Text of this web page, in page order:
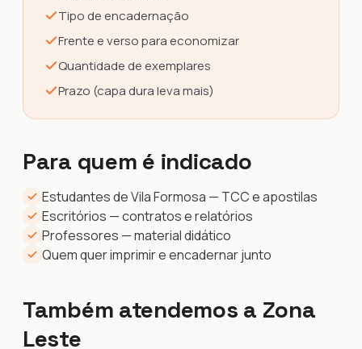
Tipo de encadernação
Frente e verso para economizar
Quantidade de exemplares
Prazo (capa dura leva mais)
Para quem é indicado
Estudantes de Vila Formosa — TCC e apostilas
Escritórios — contratos e relatórios
Professores — material didático
Quem quer imprimir e encadernar junto
Também atendemos a Zona
Leste